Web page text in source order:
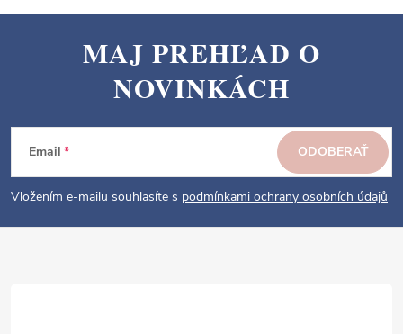
p
e
MAJ PREHĽAD O
NOVINKÁCH
Email
Vložením e-mailu souhlasíte s podmínkami ochrany osobních údajů
ODOBERAŤ